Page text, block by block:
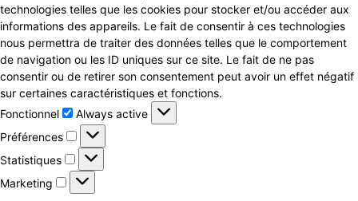
technologies telles que les cookies pour stocker et/ou accéder aux
informations des appareils. Le fait de consentir à ces technologies
nous permettra de traiter des données telles que le comportement
de navigation ou les ID uniques sur ce site. Le fait de ne pas
consentir ou de retirer son consentement peut avoir un effet négatif
sur certaines caractéristiques et fonctions.
Fonctionnel
Fonctionnel
Always active
Préférences
Préférences
Statistiques Statistiques
Marketing Marketing